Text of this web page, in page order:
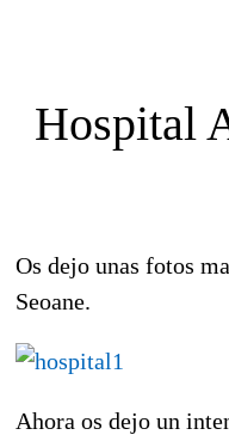
Hospital
Os dejo unas fotos
Seoane.
Ahora os dejo un